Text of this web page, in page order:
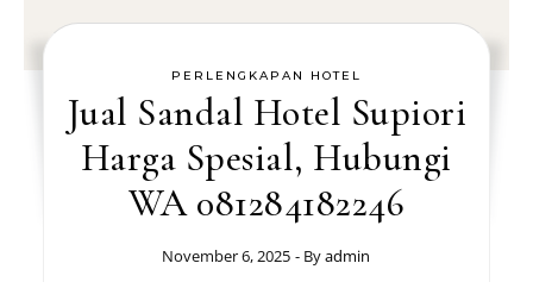
PERLENGKAPAN HOTEL
Jual Sandal Hotel Supiori
Harga Spesial, Hubungi
WA 081284182246
November 6, 2025 - Byadmin